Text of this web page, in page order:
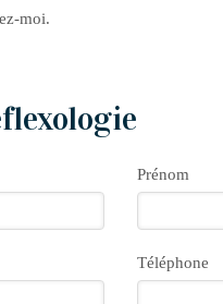
moi.
Prénom
Téléphone